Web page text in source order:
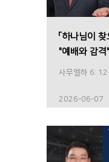
「하나님이
"예배와 감격"
사무엘하 6:
2026-06-07